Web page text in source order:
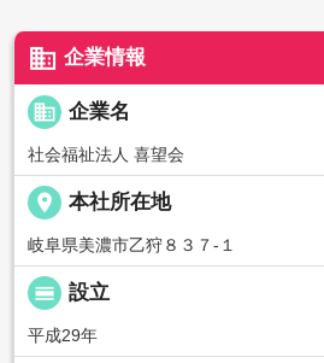
business 企業情報
business 企業名
社会福祉法人 喜望会
place 本社所在地
岐阜県美濃市乙狩８３７-１
calendar_view_day 設立
平成29年